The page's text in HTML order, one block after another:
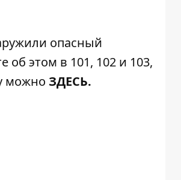
опасный
этом в 101, 102 и 103,
можно ЗДЕСЬ.